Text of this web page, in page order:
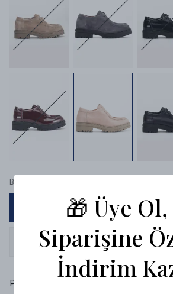
Beden
39
Paylaş
🎁 Üye
Siparişine
İndirim